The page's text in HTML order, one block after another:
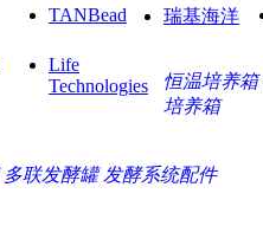
TANBead 瑞基海洋
Life
Technologies
恒温培养箱
培养箱
多联发酵罐 发酵系统配件